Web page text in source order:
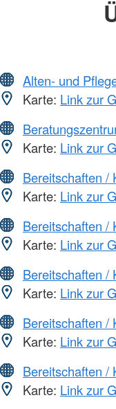
Alten- und
Karte: Link zur
Karte: Link zur
Bereitschaften /
Karte: Link zur
Bereitschaften /
Karte: Link zur
Bereitschaften /
Karte: Link zur
Bereitschaften /
Karte: Link zur
Bereitschaften /
Karte: Link zur